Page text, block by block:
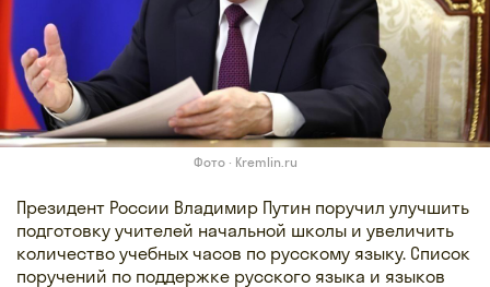
Фото · Kremlin.ru
Президент России Владимир Путин поручил улучшить
подготовку учителей начальной школы и увеличить
количество учебных часов по русскому языку. Список
поручений по поддержке русского языка и языков